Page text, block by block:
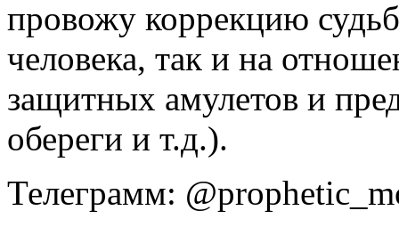
провожу коррекцию
человека, так и на
защитных амулетов и
обереги и т.д.).
Телеграмм: